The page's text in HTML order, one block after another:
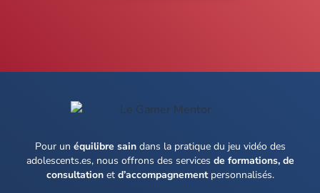
Pour un équilibre saindans la pratique du jeu vidéo des
adolescents.es, nous offrons des services de formations, de
consultationet d’accompagnementpersonnalisés.